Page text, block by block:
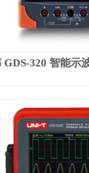
GDS-320 智能示